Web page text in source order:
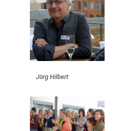
Jörg Hilbert